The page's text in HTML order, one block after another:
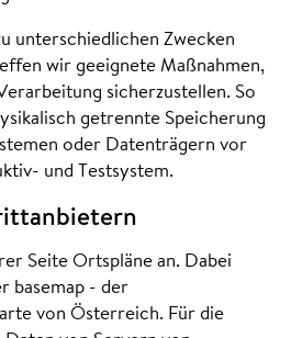
unterschiedlichen Zwecken
wir geeignete Maßnahmen,
sicherzustellen. So
getrennte Speicherung
oder Datenträgern vor
und Testsystem.
Seite Ortspläne an. Dabei
basemap - der
von Österreich. Für die